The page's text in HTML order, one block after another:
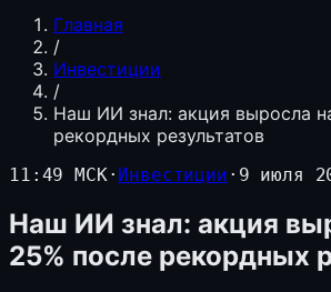
Главная
/
Инвестиции
/
Наш ИИ знал: акция выросла
рекордных результатов
11:49 МСК· Инвестиции · 9 июля
Наш ИИ знал: акция
25% после рекордных